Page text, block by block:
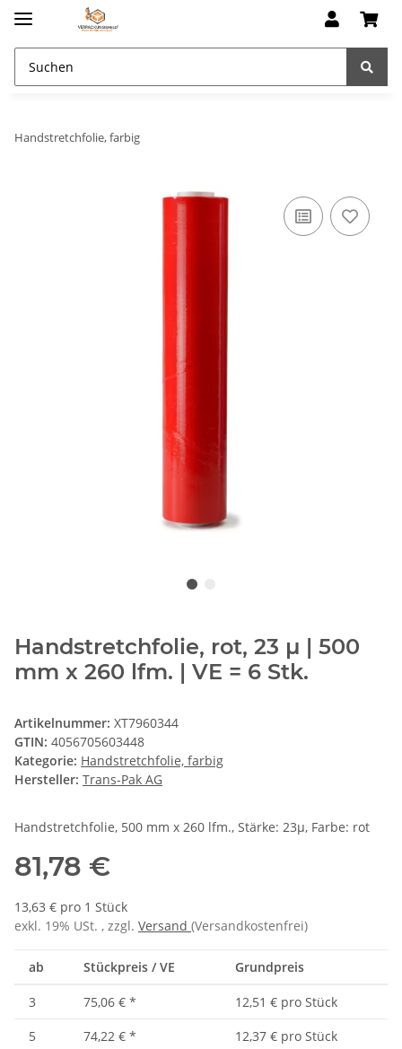
Handstretchfolie, farbig
Handstretchfolie, rot, 23 µ | 500
mm x 260 lfm. | VE = 6 Stk.
Artikelnummer: XT7960344
GTIN: 4056705603448
Kategorie: Handstretchfolie, farbig
Hersteller: Trans-Pak AG
Handstretchfolie, 500 mm x 260 lfm., Stärke: 23µ, Farbe: rot
81,78 €
13,63 € pro 1 Stück
exkl. 19% USt. , zzgl. Versand (Versandkostenfrei)
ab Stückpreis / VE Grundpreis
3 75,06 € *
12,51 € pro Stück
5
74,22 € *
12,37 € pro Stück